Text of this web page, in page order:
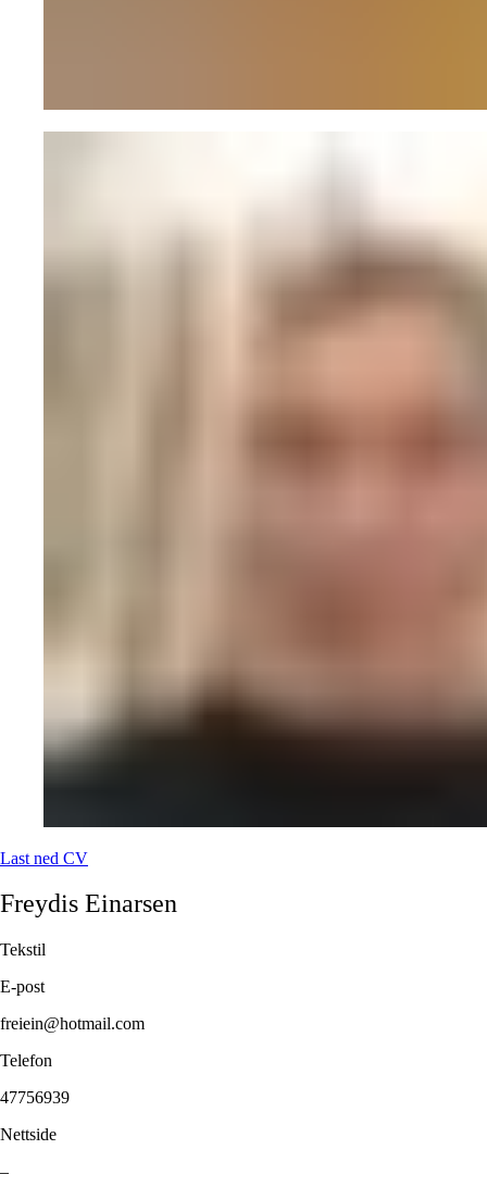
Last ned CV
Freydis Einarsen
Tekstil
E-post
freiein@hotmail.com
Telefon
47756939
Nettside
–